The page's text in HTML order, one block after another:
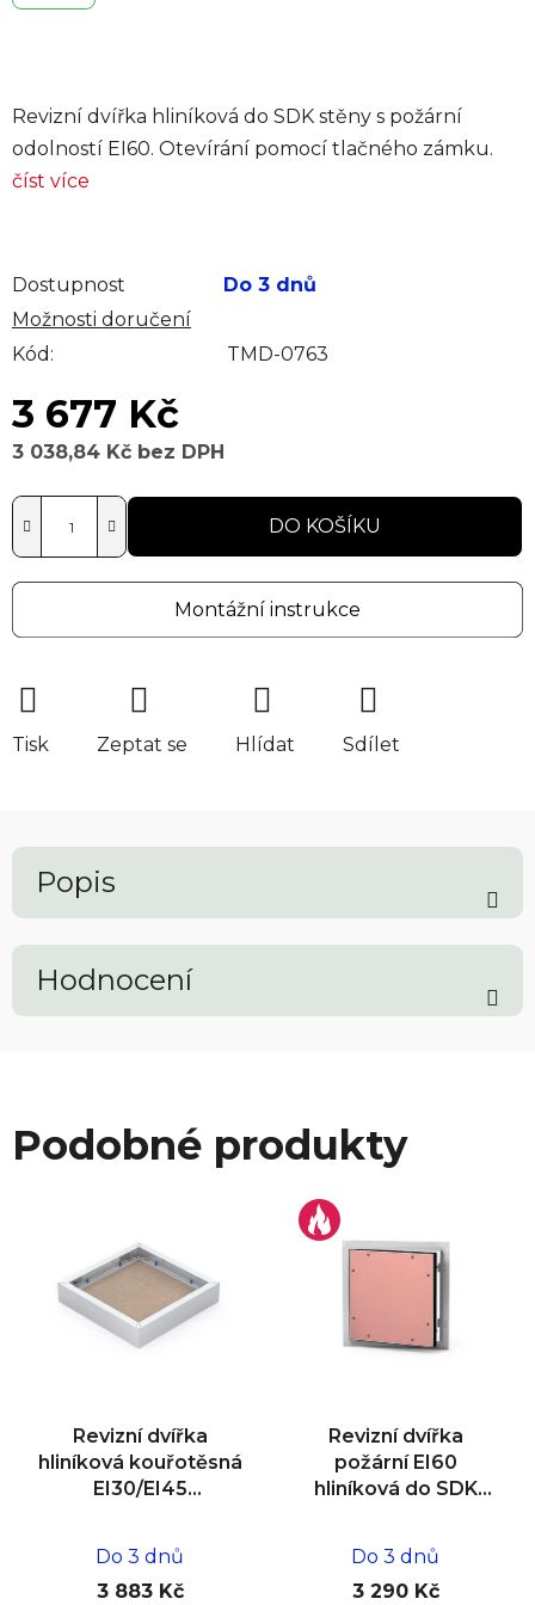
Revizní dvířka hliníková do SDK stěny s požární
odolností EI60. Otevírání pomocí tlačného zámku.
číst více
Dostupnost
Do 3 dnů
Možnosti doručení
Kód:
TMD-0763
3 677 Kč
3 038,84 Kč bez DPH
DO KOŠÍKU
Montážní instrukce
Tisk Zeptat se Hlídat Sdílet
Popis
Hodnocení
Podobné produkty
Revizní dvířka
hliníková kouřotěsná
EI30/EI45
Do 3 dnů
3 883 Kč
Revizní dvířka
požární EI60
hliníková do SDK
Do 3 dnů
3 290 Kč